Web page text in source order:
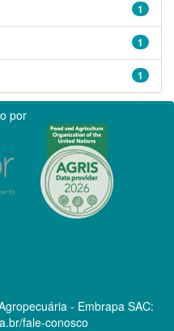
1
1
1
por
- Embrapa SAC:
fale-conosco